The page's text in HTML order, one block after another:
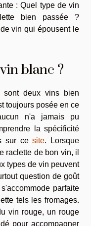
: Quel type de vin
bien passée ?
vin qui épousent le
blanc ?
deux vins bien
toujours posée en ce
n'a jamais pu
la spécificité
sur cesite. Lorsque
raclette de bon vin, il
types de vin peuvent
question de goût
parfaite
tels les fromages.
vin rouge, un rouge
pour accompagner